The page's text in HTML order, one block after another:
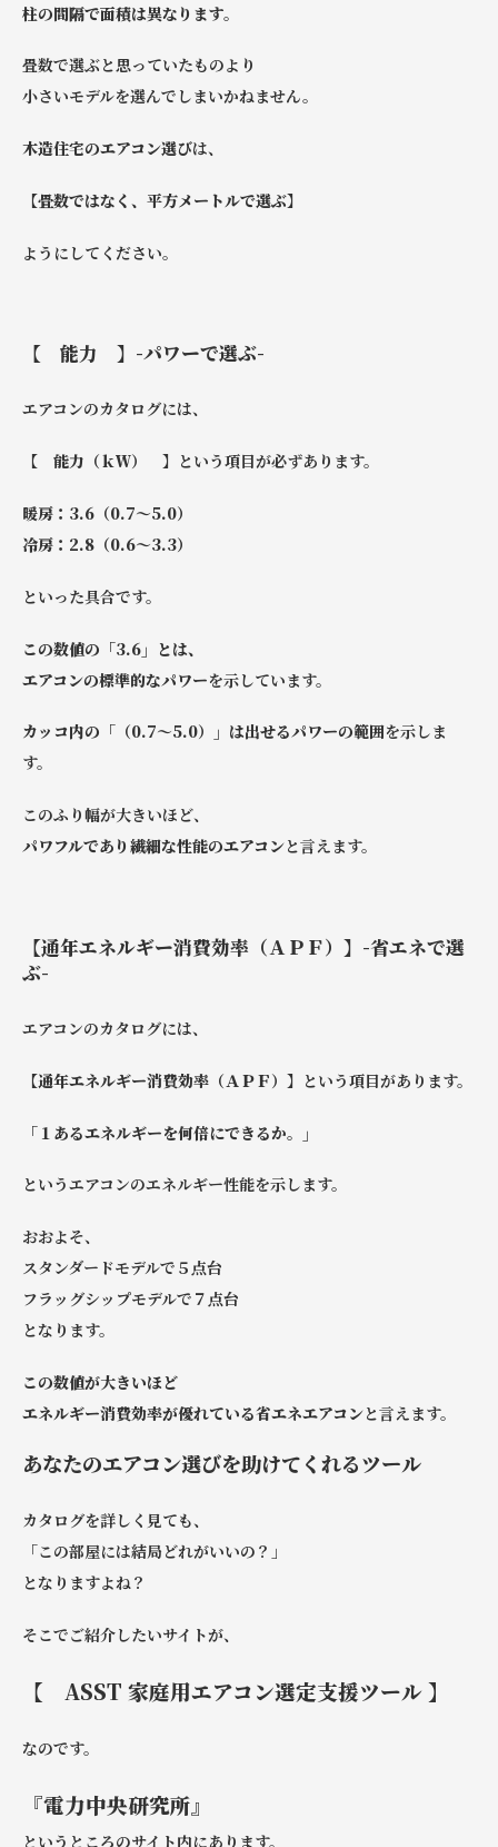
柱の間隔で面積は異なります。
畳数で選ぶと思っていたものより
小さいモデルを選んでしまいかねません。
木造住宅のエアコン選びは、
【畳数ではなく、平方メートルで選ぶ】
ようにしてください。
【 能力 】-パワーで選ぶ-
エアコンのカタログには、
【 能力（ｋＷ） 】 という項目が必ずあります。
暖房：3.6（0.7～5.0）
冷房：2.8（0.6～3.3）
といった具合です。
この数値の「3.6」とは、
エアコンの標準的なパワーを示しています。
カッコ内の「（0.7～5.0）」は出せるパワーの範囲を示しま
す。
このふり幅が大きいほど、
パワフルであり繊細な性能のエアコンと言えます。
【通年エネルギー消費効率（ＡＰＦ）】-省エネで選
ぶ-
エアコンのカタログには、
【通年エネルギー消費効率（ＡＰＦ）】 という項目があります。
「１あるエネルギーを何倍にできるか。」
というエアコンのエネルギー性能を示します。
おおよそ、
スタンダードモデルで５点台
フラッグシップモデルで７点台
となります。
この数値が大きいほど
エネルギー消費効率が優れている省エネエアコンと言えます。
あなたのエアコン選びを助けてくれるツール
カタログを詳しく見ても、
「この部屋には結局どれがいいの？」
となりますよね？
そこでご紹介したいサイトが、
【 ASST 家庭用エアコン選定支援ツール 】
なのです。
『電力中央研究所』
というところのサイト内にあります。